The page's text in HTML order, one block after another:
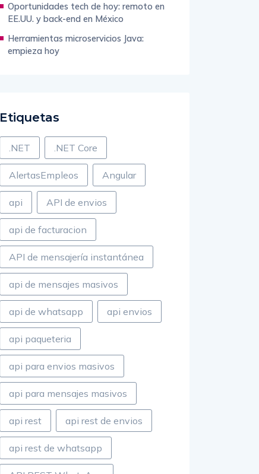
Oportunidades tech de hoy: remoto en
EE.UU. y back-end en México
Herramientas microservicios Java:
empieza hoy
Etiquetas
.NET .NET Core
AlertasEmpleos Angular
api API de envios
api de facturacion
API de mensajería instantánea
api de mensajes masivos
api de whatsapp api envios
api paqueteria
api para envios masivos
api para mensajes masivos
api rest api rest de envios
api rest de whatsapp